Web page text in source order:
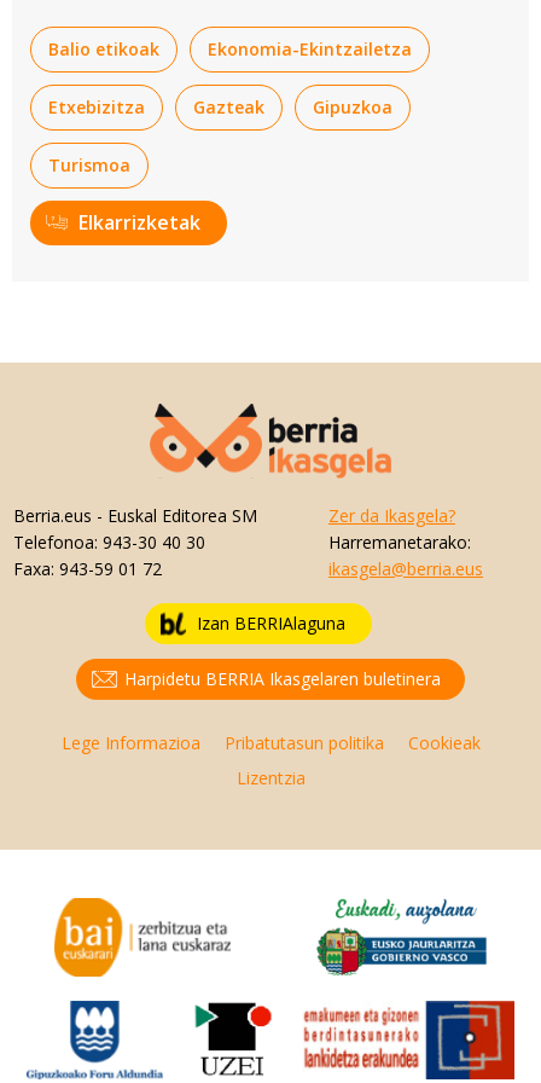
fitxategiak erabiltzen ditu. Zure esperientzia eta
zerbitzuak hobetzeko asmoz, cookie teknologiaz
baliatzen gara. Ohar hau onartuz gero, teknologia hori
erabiltzeko baimen esplizitua ematen diguzu.
irakurri
Balio etikoak Ekonomia-Ekintzailetza
Etxebizitza Gazteak Gipuzkoa
Turismoa
Elkarrizketak
Berria.eus - Euskal Editorea SM
Telefonoa: 943-30 40 30
Faxa: 943-59 01 72
Zer da Ikasgela?
Harremanetarako:
ikasgela@berria.eus
Izan BERRIAlaguna
Harpidetu BERRIA Ikasgelaren buletinera
Lege Informazioa Pribatutasun politika
Cookieak
Lizentzia